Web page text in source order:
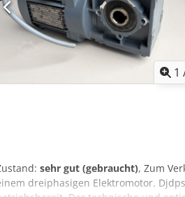
1
sehr gut (gebraucht), Zum
dreiphasigen Elektromotor.